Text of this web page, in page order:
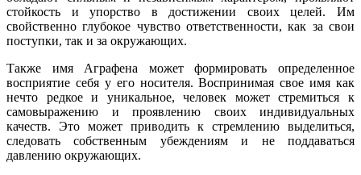
стойкость и упорство в достижении своих целей. Им
свойственно глубокое чувство ответственности, как за свои
поступки, так и за окружающих.
Также имя Аграфена может формировать определенное
восприятие себя у его носителя. Воспринимая свое имя как
нечто редкое и уникальное, человек может стремиться к
самовыражению и проявлению своих индивидуальных
качеств. Это может приводить к стремлению выделиться,
следовать собственным убеждениям и не поддаваться
давлению окружающих.